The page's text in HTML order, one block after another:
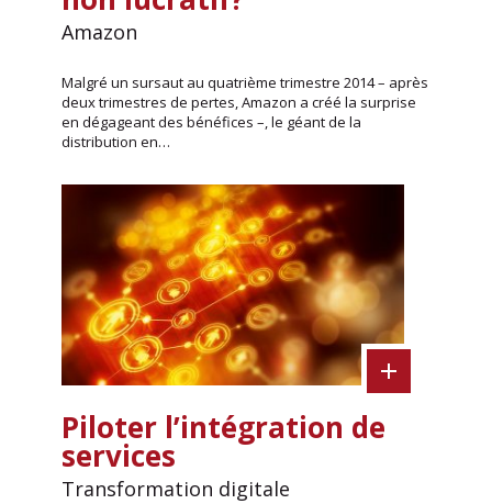
Amazon
Malgré un sursaut au quatrième trimestre 2014 – après
deux trimestres de pertes, Amazon a créé la surprise
en dégageant des bénéfices –, le géant de la
distribution en…
Piloter l’intégration de
services
Transformation digitale